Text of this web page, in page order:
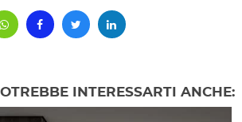
INTERESSARTI ANCHE: